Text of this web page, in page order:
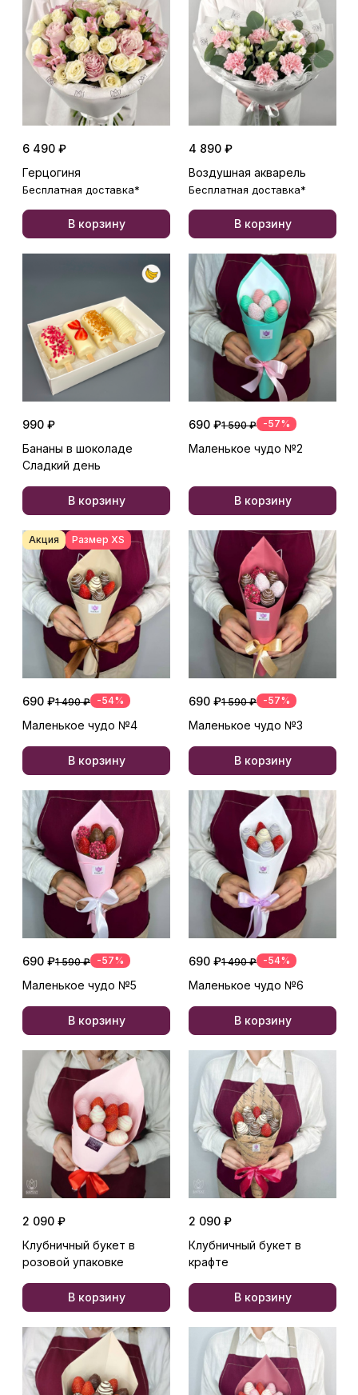
6 490 ₽
Герцогиня
Бесплатная доставка*
В корзину
4 890 ₽
Воздушная акварель
Бесплатная доставка*
В корзину
990 ₽
Бананы в шоколаде
Сладкий день
В корзину
690 ₽1 590 ₽ -57%
Маленькое чудо №2
В корзину
Акция Размер XS
690 ₽1 490 ₽ -54%
Маленькое чудо №4
В корзину
690 ₽1 590 ₽ -57%
Маленькое чудо №3
В корзину
690 ₽1 590 ₽ -57%
Маленькое чудо №5
В корзину
690 ₽1 490 ₽ -54%
Маленькое чудо №6
В корзину
2 090 ₽
Клубничный букет в
розовой упаковке
В корзину
2 090 ₽
Клубничный букет в
крафте
В корзину